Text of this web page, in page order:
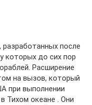
после
которых до сих пор
Расширение
на вызов, который
при выполнении
Тихом океане . Они